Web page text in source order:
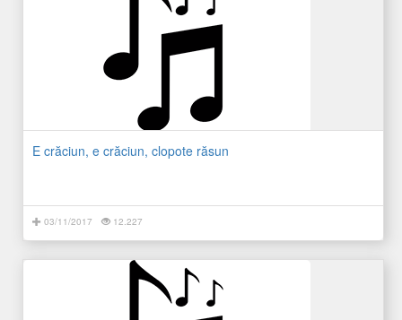
E crăciun, e crăciun, clopote răsun
03/11/2017 12.227